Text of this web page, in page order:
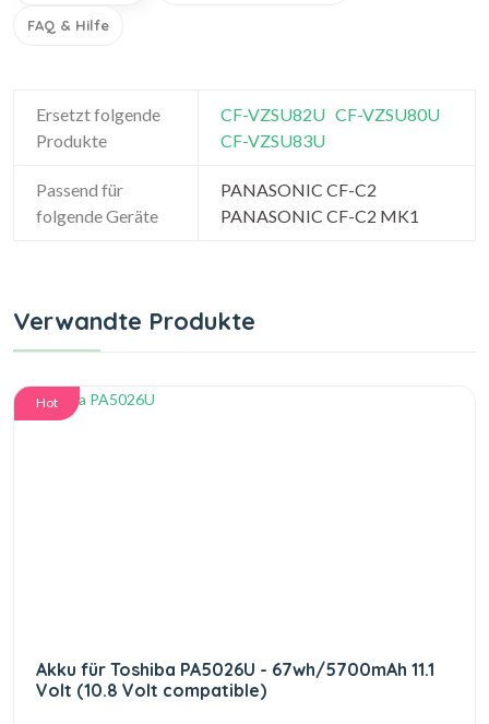
FAQ & Hilfe
Ersetzt folgende
Produkte
CF-VZSU82U CF-VZSU80U
CF-VZSU83U
Passend für
folgende Geräte
PANASONIC CF-C2
PANASONIC CF-C2 MK1
Verwandte Produkte
Hot
Akku für Toshiba PA5026U - 67wh/5700mAh 11.1
Volt (10.8 Volt compatible)